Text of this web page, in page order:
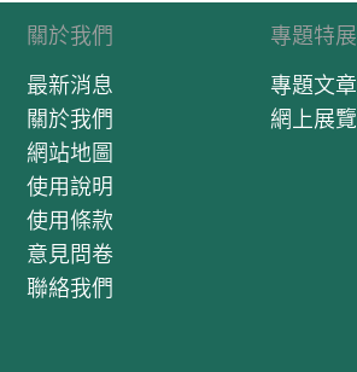
關於我們
最新消息
關於我們
網站地圖
使用說明
使用條款
意見問卷
聯絡我們
專題特展
專題文章
網上展覽